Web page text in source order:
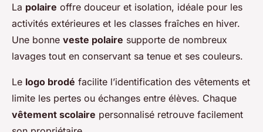
La polaire offre douceur et isolation, idéale pour les
activités extérieures et les classes fraîches en hiver.
Une bonne veste polaire supporte de nombreux
lavages tout en conservant sa tenue et ses couleurs.
Le logo brodé facilite l’identification des vêtements et
limite les pertes ou échanges entre élèves. Chaque
vêtement scolaire personnalisé retrouve facilement